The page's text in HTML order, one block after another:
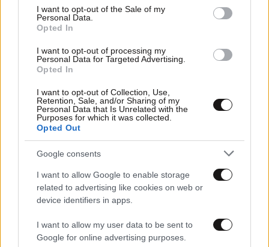
consent section.
I want to opt-out of the Sale of my
Personal Data.
Opted In
I want to opt-out of processing my
Personal Data for Targeted Advertising.
Opted In
I want to opt-out of Collection, Use,
Retention, Sale, and/or Sharing of my
Personal Data that Is Unrelated with the
Purposes for which it was collected.
Opted Out
Google consents
I want to allow Google to enable storage
related to advertising like cookies on web or
device identifiers in apps.
I want to allow my user data to be sent to
Google for online advertising purposes.
άφησε τη Χαλκιδική
11·01·2025 06:58
Δικαστική αντιπαράθεση ξενοδόχων και Δήμου Βάρης-